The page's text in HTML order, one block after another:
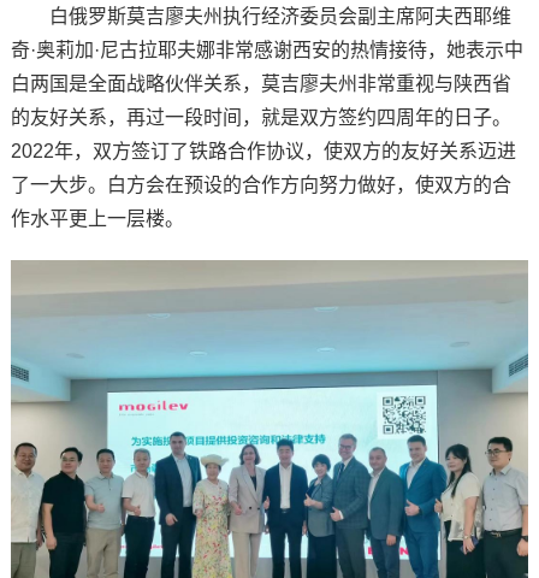
白俄罗斯莫吉廖夫州执行经济委员会副主席阿夫西耶维
奇·奥莉加·尼古拉耶夫娜非常感谢西安的热情接待，她表示中
白两国是全面战略伙伴关系，莫吉廖夫州非常重视与陕西省
的友好关系，再过一段时间，就是双方签约四周年的日子。
2022年，双方签订了铁路合作协议，使双方的友好关系迈进
了一大步。白方会在预设的合作方向努力做好，使双方的合
作水平更上一层楼。